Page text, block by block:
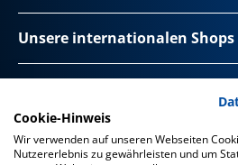
Unsere internationalen Shops
Datenschutz
Cookie-Hinweis
Wir verwenden auf unseren Webseiten
Nutzererlebnis zu gewährleisten und um